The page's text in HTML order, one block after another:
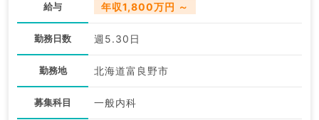
給与 年収1,800万円 ～
勤務日数 週5.30日
勤務地 北海道富良野市
募集科目 一般内科